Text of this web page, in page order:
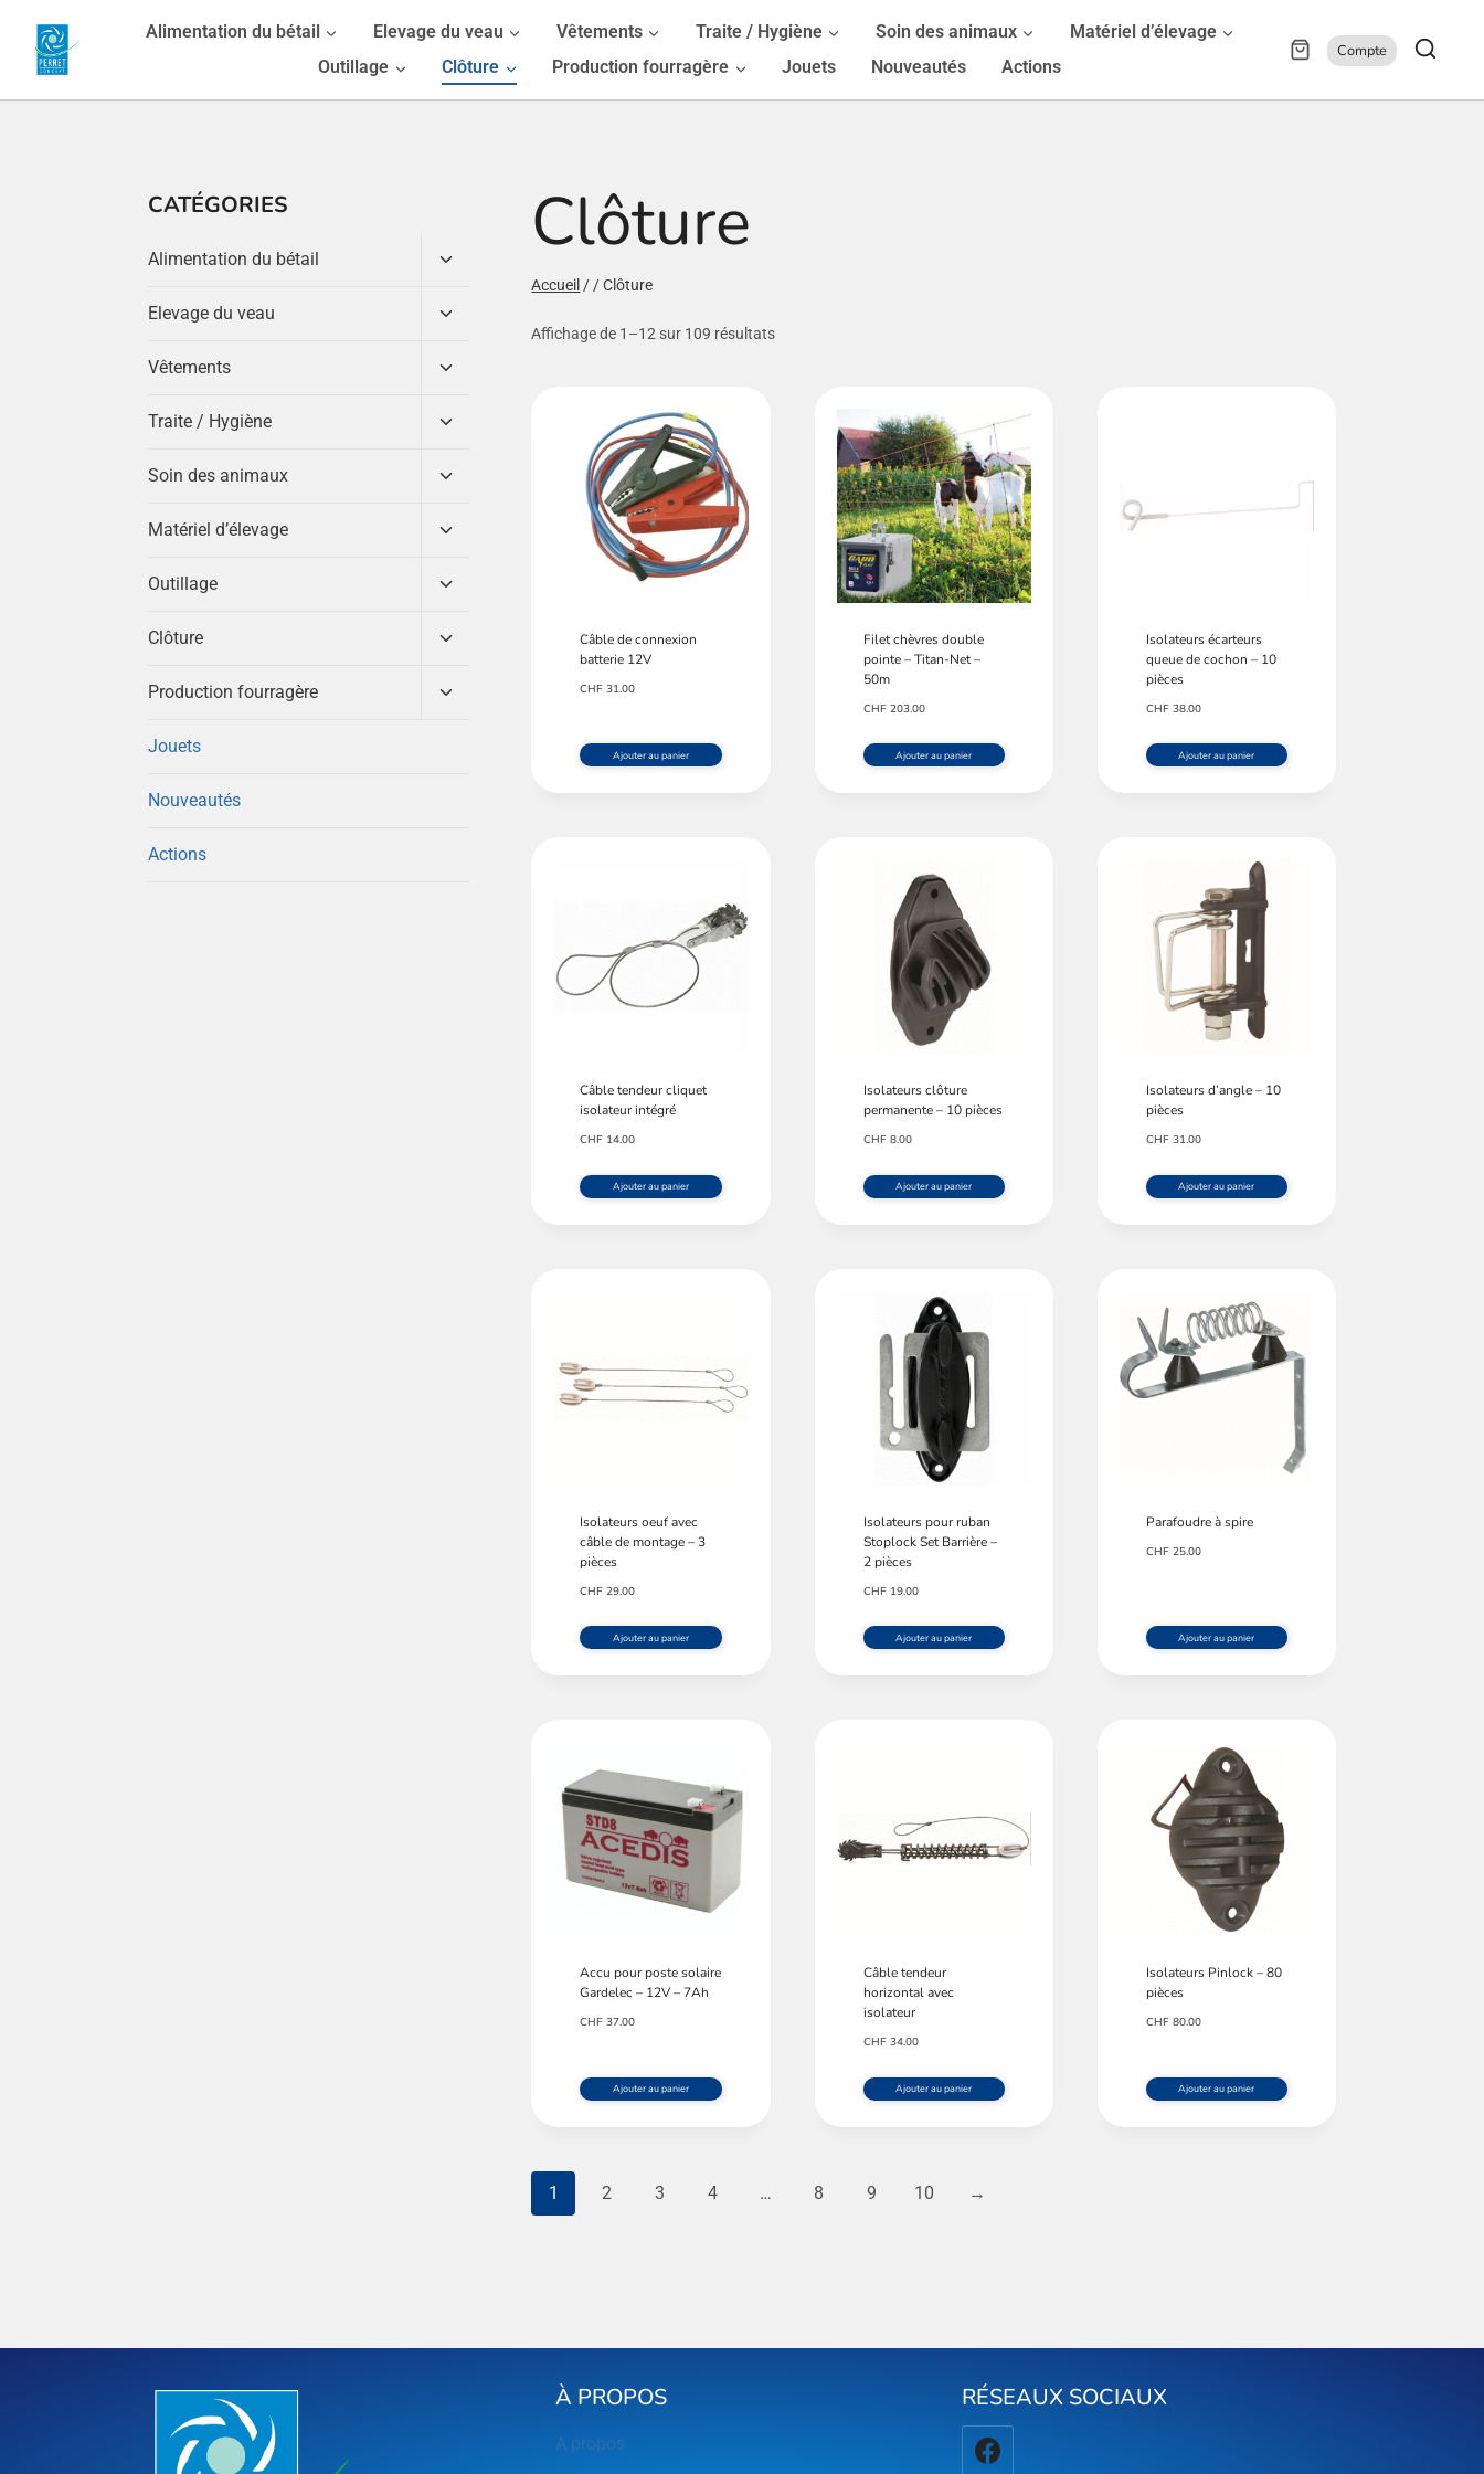
Alimentation du bétail Elevage du veau Vêtements Traite / Hygiène Soin des animaux
Matériel d’élevage
Outillage
Clôture Production fourragère Jouets Nouveautés Actions
Compte
Clôture
Accueil / / Clôture
Affichage de 1–12 sur 109 résultats
Câble de connexion
batterie 12V
CHF 31.00
Ajouter au panier
Filet chèvres double
pointe – Titan-Net –
50m
CHF203.00
Ajouter au panier
Isolateurs écarteurs
queue de cochon – 10
pièces
CHF38.00
Ajouter au panier
Câble tendeur cliquet
isolateur intégré
CHF 14.00
Ajouter au panier
Isolateurs clôture
permanente – 10 pièces
CHF8.00
Ajouter au panier
Isolateurs d’angle – 10
pièces
CHF31.00
Ajouter au panier
Isolateurs oeuf avec
câble de montage – 3
pièces
CHF 29.00
Ajouter au panier
Isolateurs pour ruban
Stoplock Set Barrière –
2 pièces
CHF19.00
Ajouter au panier
Parafoudre à spire
CHF25.00
Ajouter au panier
Accu pour poste solaire
Gardelec – 12V – 7Ah
CHF 37.00
Ajouter au panier
Câble tendeur
horizontal avec
isolateur
CHF34.00
Ajouter au panier
Isolateurs Pinlock – 80
pièces
CHF80.00
Ajouter au panier
1 2 3 4 … 8 9 10 →
CATÉGORIES
Alimentation du bétail
Ouvrir/fermer
menu
Elevage du veau
Ouvrir/fermer
menu
Vêtements
Ouvrir/fermer
menu
Traite / Hygiène
Ouvrir/fermer
menu
Soin des animaux
Ouvrir/fermer
menu
Matériel d’élevage
Ouvrir/fermer
menu
Outillage
Ouvrir/fermer
menu
Clôture
Ouvrir/fermer
menu
Production fourragère
Ouvrir/fermer
Jouets
Nouveautés
Actions
À PROPOS
A propos
RÉSEAUX SOCIAUX